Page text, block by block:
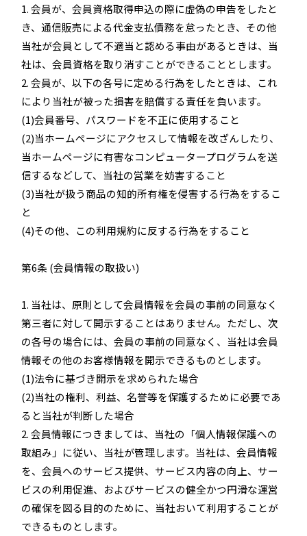
1. 会員が、会員資格取得申込の際に虚偽の申告をしたと
き、通信販売による代金支払債務を怠ったとき、その他
当社が会員として不適当と認める事由があるときは、当
社は、会員資格を取り消すことができることとします。
2. 会員が、以下の各号に定める行為をしたときは、これ
により当社が被った損害を賠償する責任を負います。
(1)会員番号、パスワードを不正に使用すること
(2)当ホームページにアクセスして情報を改ざんしたり、
当ホームページに有害なコンピュータープログラムを送
信するなどして、当社の営業を妨害すること
(3)当社が扱う商品の知的所有権を侵害する行為をするこ
と
(4)その他、この利用規約に反する行為をすること
第6条 (会員情報の取扱い)
1. 当社は、原則として会員情報を会員の事前の同意なく
第三者に対して開示することはありません。ただし、次
の各号の場合には、会員の事前の同意なく、当社は会員
情報その他のお客様情報を開示できるものとします。
(1)法令に基づき開示を求められた場合
(2)当社の権利、利益、名誉等を保護するために必要であ
ると当社が判断した場合
2. 会員情報につきましては、当社の「個人情報保護への
取組み」に従い、当社が管理します。当社は、会員情報
を、会員へのサービス提供、サービス内容の向上、サー
ビスの利用促進、およびサービスの健全かつ円滑な運営
の確保を図る目的のために、当社おいて利用することが
できるものとします。